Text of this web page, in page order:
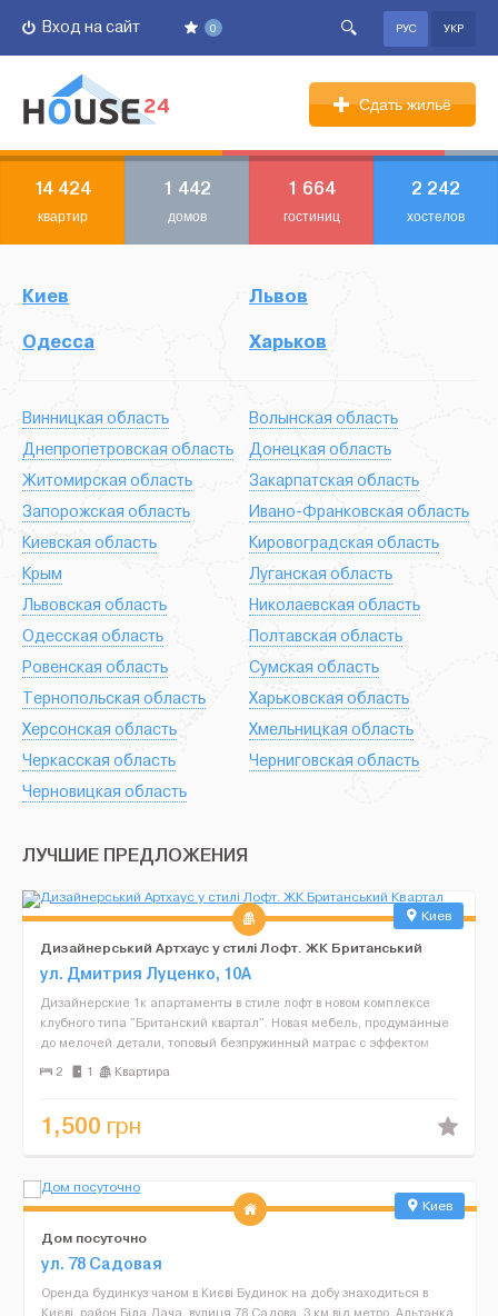
0
Вход на сайт РУС УКР
Сдать жильё
14 424
квартир
1 442
домов
1 664
гостиниц
2 242
хостелов
Киев
Львов
Одесса
Харьков
Винницкая область
Волынская область
Днепропетровская область
Донецкая область
Житомирская область
Закарпатская область
Запорожская область
Ивано-Франковская область
Киевская область
Кировоградская область
Крым
Луганская область
Львовская область
Николаевская область
Одесская область
Полтавская область
Ровенская область
Сумская область
Тернопольская область
Харьковская область
Херсонская область
Хмельницкая область
Черкасская область
Черниговская область
Черновицкая область
ЛУЧШИЕ ПРЕДЛОЖЕНИЯ
Киев
Дизайнерський Артхаус у стилі Лофт. ЖК Британський
Квартал
ул. Дмитрия Луценко, 10А
Дизайнерские 1к апартаменты в стиле лофт в новом комплексе
клубного типа "Британский квартал". Новая мебель, продуманные
до мелочей детали, топовый безпружинный матрас с эффектом
памяти, кофеварка, плед на широком подоконнике, мно...
2 1 Квартира
1,500 грн
Киев
Дом посуточно
ул. 78 Садовая
Оренда будинкуз чаном в Києві Будинок на добу знаходиться в
Києві, район Біла Дача, вулиця 78 Садова, 3 км від метро. Альтанка,